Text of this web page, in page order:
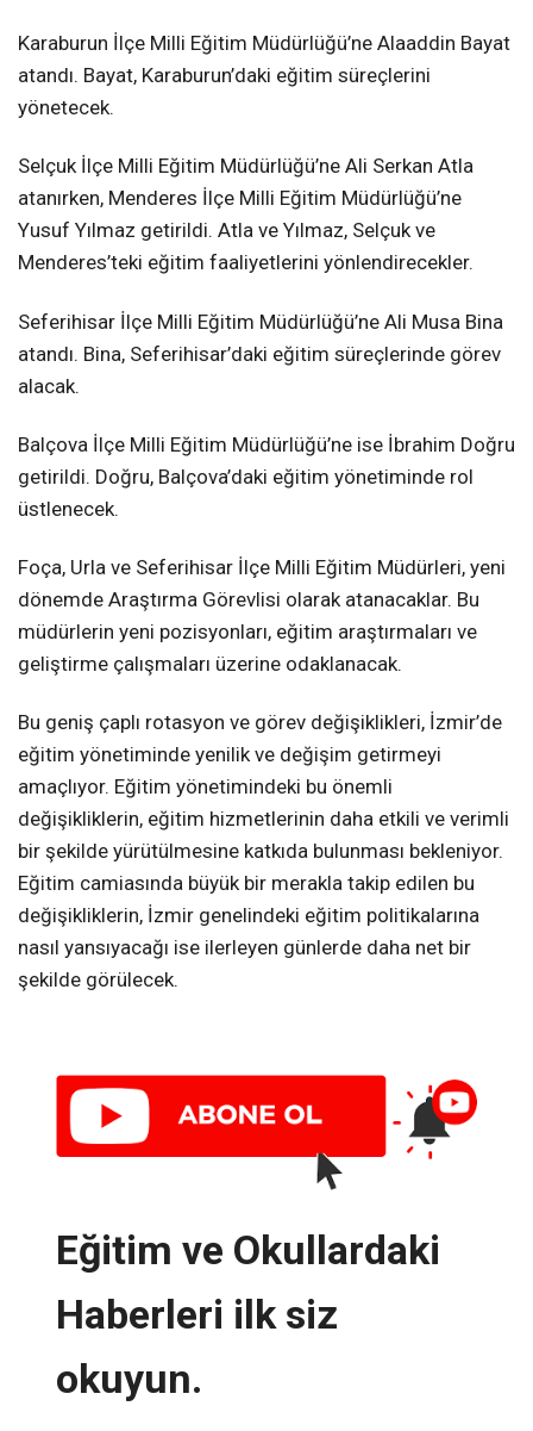
Karaburun İlçe Milli Eğitim Müdürlüğü’ne Alaaddin Bayat
atandı. Bayat, Karaburun’daki eğitim süreçlerini
yönetecek.
Selçuk İlçe Milli Eğitim Müdürlüğü’ne Ali Serkan Atla
atanırken, Menderes İlçe Milli Eğitim Müdürlüğü’ne
Yusuf Yılmaz getirildi. Atla ve Yılmaz, Selçuk ve
Menderes’teki eğitim faaliyetlerini yönlendirecekler.
Seferihisar İlçe Milli Eğitim Müdürlüğü’ne Ali Musa Bina
atandı. Bina, Seferihisar’daki eğitim süreçlerinde görev
alacak.
Balçova İlçe Milli Eğitim Müdürlüğü’ne ise İbrahim Doğru
getirildi. Doğru, Balçova’daki eğitim yönetiminde rol
üstlenecek.
Foça, Urla ve Seferihisar İlçe Milli Eğitim Müdürleri, yeni
dönemde Araştırma Görevlisi olarak atanacaklar. Bu
müdürlerin yeni pozisyonları, eğitim araştırmaları ve
geliştirme çalışmaları üzerine odaklanacak.
Bu geniş çaplı rotasyon ve görev değişiklikleri, İzmir’de
eğitim yönetiminde yenilik ve değişim getirmeyi
amaçlıyor. Eğitim yönetimindeki bu önemli
değişikliklerin, eğitim hizmetlerinin daha etkili ve verimli
bir şekilde yürütülmesine katkıda bulunması bekleniyor.
Eğitim camiasında büyük bir merakla takip edilen bu
değişikliklerin, İzmir genelindeki eğitim politikalarına
nasıl yansıyacağı ise ilerleyen günlerde daha net bir
şekilde görülecek.
Eğitim ve Okullardaki
Haberleri ilk siz
okuyun.